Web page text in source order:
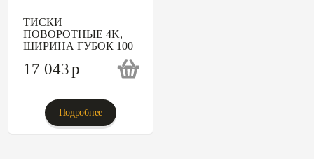
ТИСКИ
ПОВОРОТНЫЕ 4K,
ШИРИНА ГУБОК 100
17 043p
Подробнее